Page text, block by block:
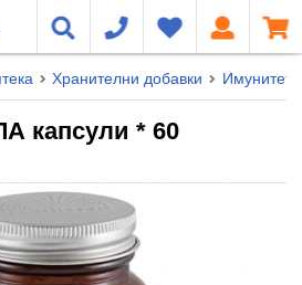
Хранителни добавки Имунитет
капсули * 60